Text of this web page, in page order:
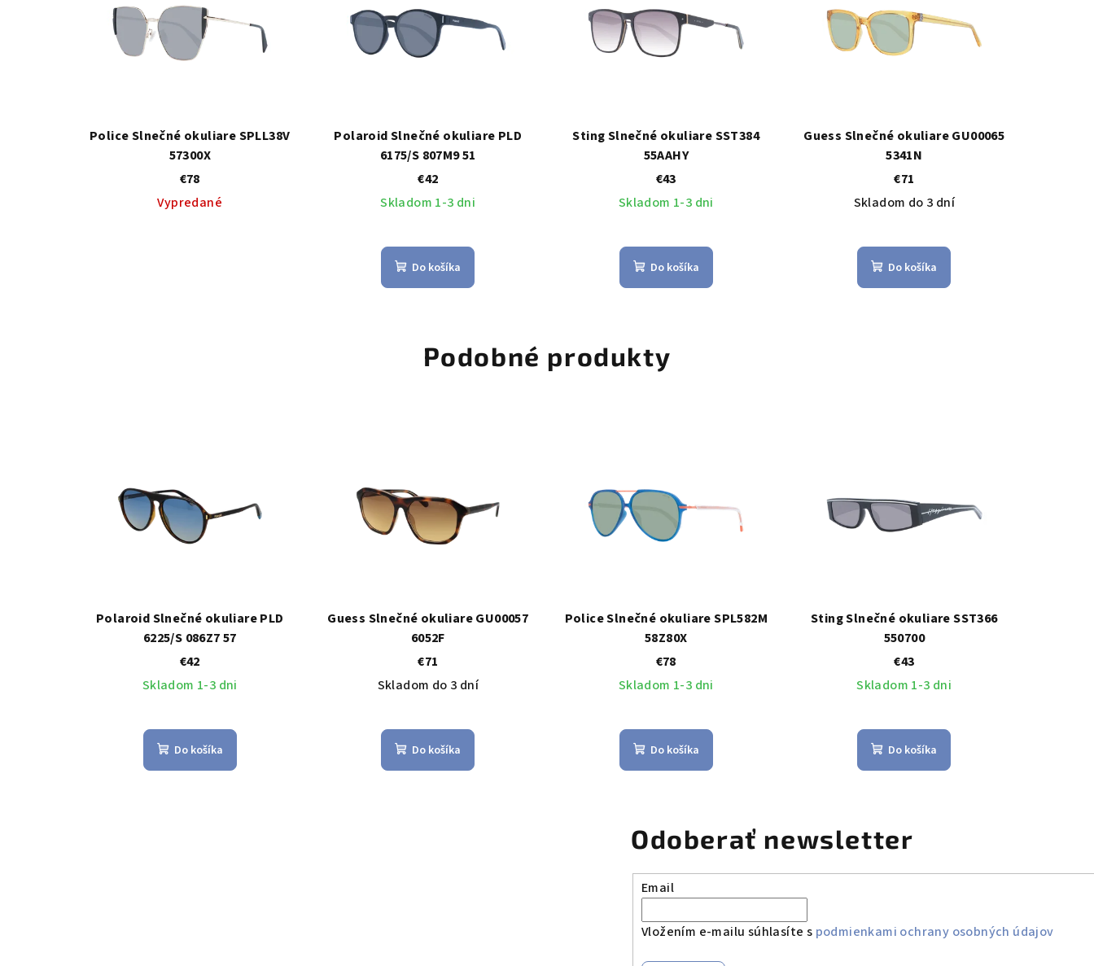
Police Slnečné okuliare SPLL38V
57300X
€78
Vypredané
Polaroid Slnečné okuliare PLD
6175/S 807M9 51
€42
Skladom 1-3 dni
Do košíka
Sting Slnečné okuliare SST384
55AAHY
€43
Skladom 1-3 dni
Do košíka
Guess Slnečné okuliare GU00065
5341N
€71
Skladom do 3 dní
Do košíka
Podobné produkty
Polaroid Slnečné okuliare PLD
6225/S 086Z7 57
€42
Skladom 1-3 dni
Do košíka
Guess Slnečné okuliare GU00057
6052F
€71
Skladom do 3 dní
Do košíka
Police Slnečné okuliare SPL582M
58Z80X
€78
Skladom 1-3 dni
Do košíka
Sting Slnečné okuliare SST366
550700
€43
Skladom 1-3 dni
Do košíka
Odoberať newsletter
Email
Vložením e-mailu súhlasíte s podmienkami ochrany osobných údajov